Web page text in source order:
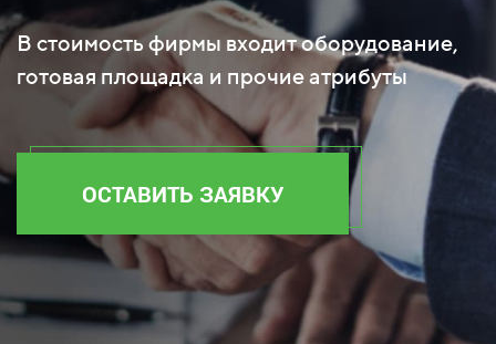
В стоимость фирмы входит оборудование,
готовая площадка и прочие атрибуты
ОСТАВИТЬ ЗАЯВКУ